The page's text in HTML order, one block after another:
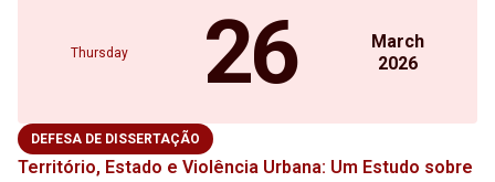
Thursday 26
March
2026
DEFESA DE DISSERTAÇÃO
Território, Estado e Violência Urbana: Um Estudo sobre